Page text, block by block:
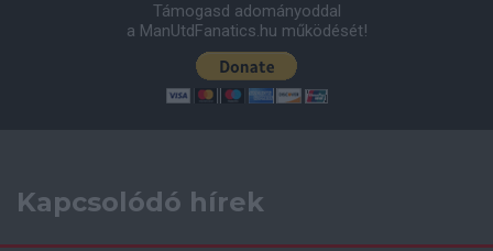
Támogasd adományoddal
a ManUtdFanatics.hu működését!
Kapcsolódó hírek